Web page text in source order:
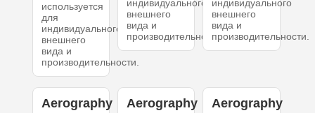
используется
для
индивидуального
внешнего
вида и
производительности.
индивидуального
внешнего
вида и
производительности.
индивидуального
внешнего
вида и
производительности.
Aerography Aerography Aerography